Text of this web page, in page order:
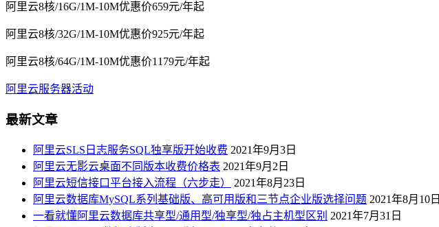
阿里云8核/16G/1M-10M优惠价659元/年起
阿里云8核/32G/1M-10M优惠价925元/年起
阿里云8核/64G/1M-10M优惠价1179元/年起
阿里云服务器活动
最新文章
阿里云SLS日志服务SQL独享版开始收费 2021年9月3日
阿里云无影云桌面不同版本收费价格表 2021年9月2日
阿里云短信接口平台接入流程（六步走）
2021年8月23日
阿里云数据库MySQL系列基础版、高可用版和三节点企业版选择问题 2021年8月10日
一看就懂阿里云数据库共享型/通用型/独享型/独占主机型区别 2021年7月31日